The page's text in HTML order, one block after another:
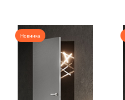
Новинка